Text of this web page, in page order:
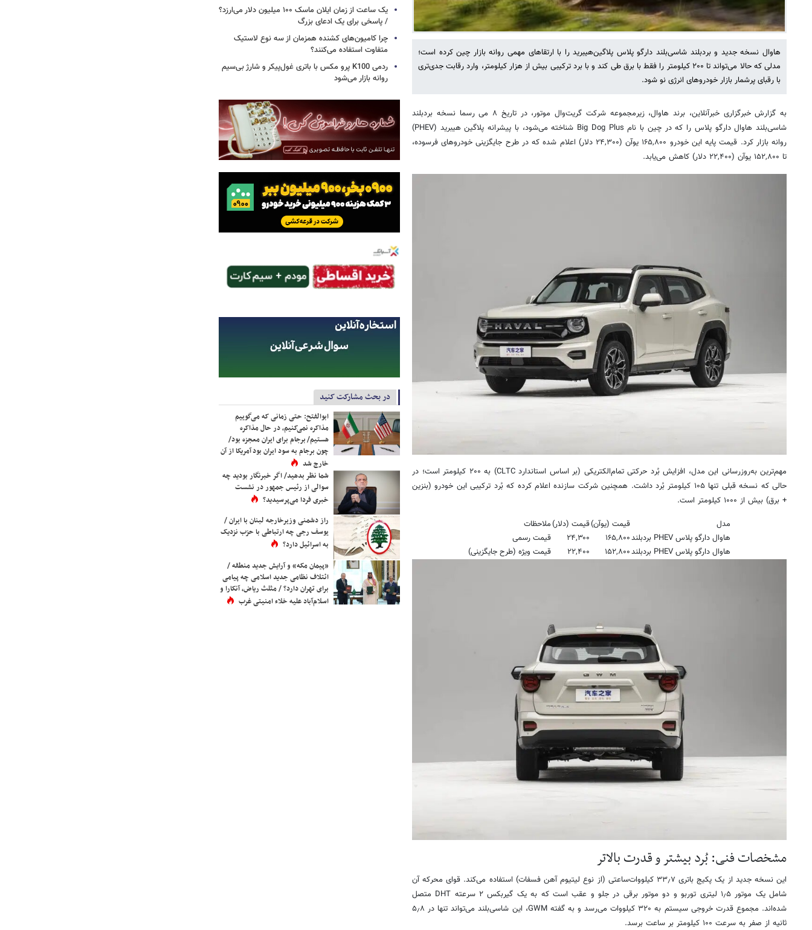
هاوال نسخه جدید و بردبلند شاسی‌بلند دارگو پلاس پلاگین‌هیبرید را با ارتقاهای مهمی روانه بازار چین کرده است؛
مدلی که حالا می‌تواند تا ۲۰۰ کیلومتر را فقط با برق طی کند و با برد ترکیبی بیش از هزار کیلومتر، وارد رقابت جدی‌تری
با رقبای پرشمار بازار خودروهای انرژی نو شود.
به گزارش خبرگزاری خبرآنلاین، برند هاوال، زیرمجموعه شرکت گریت‌وال موتور، در تاریخ ۸ می رسما نسخه بردبلند
شاسی‌بلند هاوال دارگو پلاس را که در چین با نام Big Dog Plus شناخته می‌شود، با پیشرانه پلاگین هیبرید (PHEV)
روانه بازار کرد. قیمت پایه این خودرو ۱۶۵,۸۰۰ یوآن (۲۴,۳۰۰ دلار) اعلام شده که در طرح جایگزینی خودروهای فرسوده،
تا ۱۵۲,۸۰۰ یوآن (۲۲,۴۰۰ دلار) کاهش می‌یابد.
مهم‌ترین به‌روزرسانی این مدل، افزایش بُرد حرکتی تمام‌الکتریکی (بر اساس استاندارد CLTC) به ۲۰۰ کیلومتر است؛ در
حالی که نسخه قبلی تنها ۱۰۵ کیلومتر بُرد داشت. همچنین شرکت سازنده اعلام کرده که بُرد ترکیبی این خودرو (بنزین
+ برق) بیش از ۱۰۰۰ کیلومتر است.
مدل
قیمت (یوآن)قیمت (دلار)ملاحظات
هاوال دارگو پلاس PHEV بردبلند
۱۶۵,۸۰۰ ۲۴,۳۰۰
قیمت رسمی
هاوال دارگو پلاس PHEV بردبلند
۱۵۲,۸۰۰ ۲۲,۴۰۰ قیمت ویژه (طرح جایگزینی)
مشخصات فنی: بُرد بیشتر و قدرت بالاتر
این نسخه جدید از یک پکیج باتری ۳۳٫۷ کیلووات‌ساعتی (از نوع لیتیوم آهن فسفات) استفاده می‌کند. قوای محرکه آن
شامل یک موتور ۱٫۵ لیتری توربو و دو موتور برقی در جلو و عقب است که به یک گیربکس ۲ سرعته DHT متصل
شده‌اند. مجموع قدرت خروجی سیستم به ۳۲۰ کیلووات می‌رسد و به گفته GWM، این شاسی‌بلند می‌تواند تنها در ۵٫۸
ثانیه از صفر به سرعت ۱۰۰ کیلومتر بر ساعت برسد.
یک ساعت از زمان ایلان ماسک ۱۰۰ میلیون دلار می‌ارزد؟
/ پاسخی برای یک ادعای بزرگ
چرا کامیون‌های کشنده همزمان از سه نوع لاستیک
متفاوت استفاده می‌کنند؟
ردمی K100 پرو مکس با باتری غول‌پیکر و شارژ بی‌سیم
روانه بازار می‌شود
در بحث مشارکت کنید
ابوالفتح: حتی زمانی که می‌گوییم
مذاکره نمی‌کنیم، در حال مذاکره
هستیم/ برجام برای ایران معجزه بود/
چون برجام به سود ایران بود آمریکا از آن
خارج شد
شما نظر بدهید/ اگر خبرنگار بودید چه
سوالی از رئیس جمهور در نشست
خبری فردا می‌پرسیدید؟
راز دشمنی وزیرخارجه لبنان با ایران /
یوسف رجی چه ارتباطی با حزب نزدیک
به اسرائیل دارد؟
«پیمان مکه» و آرایش جدید منطقه /
ائتلاف نظامی جدید اسلامی چه پیامی
برای تهران دارد؟ / مثلث ریاض، آنکارا و
اسلام‌آباد علیه خلاء امنیتی غرب